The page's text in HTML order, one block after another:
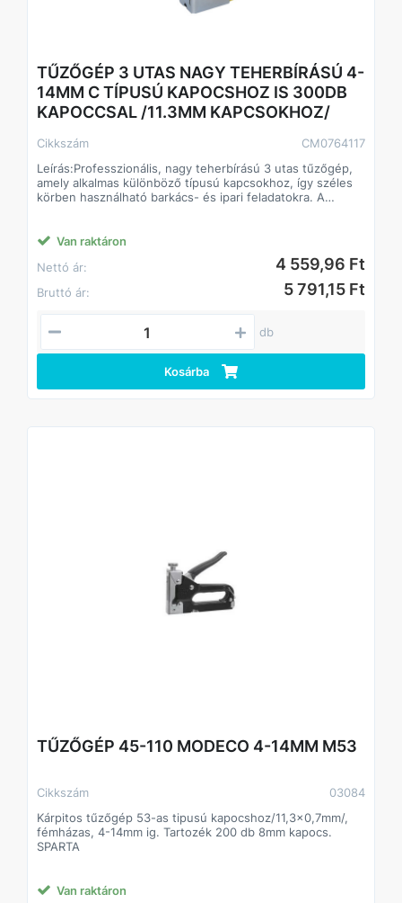
TŰZŐGÉP 3 UTAS NAGY TEHERBÍRÁSÚ 4-
14MM C TÍPUSÚ KAPOCSHOZ IS 300DB
KAPOCCSAL /11.3MM KAPCSOKHOZ/
Cikkszám
CM0764117
Leírás:Professzionális, nagy teherbírású 3 utas tűzőgép,
amely alkalmas különböző típusú kapcsokhoz, így széles
körben használható barkács- és ipari feladatokra. A
3 utas kialakítás: kompatibilis többféle kapocstípussal,
Nagy teherbírású fémházas szerkezet, hosszú
élettartamra tervezve.
Ergonomikus markolat a kényelmes és biztonságos
Azonnali használatra kész, 300 db kapoccsal a
Alkalmazás:
Fa és egyéb anyagok összetűzése.
Csomag tartalma: 1 db tűzőgép + 300 db kapocs
Van raktáron
Nettó ár:
4 559,96 Ft
Bruttó ár: 5 791,15 Ft
db
Kosárba
TŰZŐGÉP 45-110 MODECO 4-14MM M53
Cikkszám
03084
Kárpitos tűzőgép 53-as tipusú kapocshoz/11,3x0,7mm/,
fémházas, 4-14mm ig. Tartozék 200 db 8mm kapocs.
SPARTA
Van raktáron